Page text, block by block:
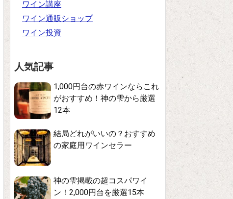
ワイン講座
ワイン通販ショップ
ワイン投資
人気記事
1,000円台の赤ワインならこれ
がおすすめ！神の雫から厳選
12本
結局どれがいいの？おすすめ
の家庭用ワインセラー
神の雫掲載の超コスパワイ
ン！2,000円台を厳選15本